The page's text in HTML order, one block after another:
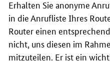
Erhalten Sie anonyme
in die Anrufliste Ihres
Router einen
nicht, uns diesen im
mitzuteilen. Er ist ein